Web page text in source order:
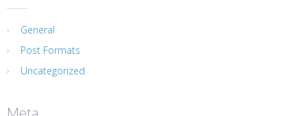
General
Post Formats
Uncategorized